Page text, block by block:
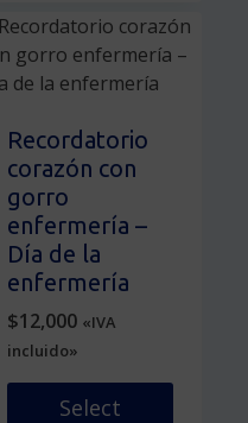
producto
múltiples
Las
opciones
se
pueden
elegir
en
página
de
producto
Recordatorio
corazón con
gorro
enfermería –
Día de la
enfermería
$12,000 «IVA
incluido»
Select